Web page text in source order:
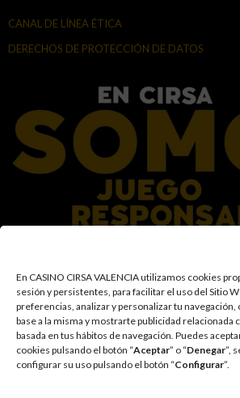
En CASINO CIRSA VALENCIA utilizamos cookies
sesión y persistentes, para facilitar el uso del Sitio
preferencias, analizar y personalizar tu
base a la misma y mostrarte publicidad relacionada
basada en tus hábitos de navegación. Puedes
cookies pulsando el botón “Aceptar” o “Denegar”,
configurar su uso pulsando el botón “Configurar”.
CANAL DE LÍNEA ÉTICA
DERECHOS DE PROTECCIÓN DE DATOS
En el Grupo CIRSA promovemos una actitud
garantizando un entorno seguro y transparente
facilitamos medidas e información para que el juego
entretenimiento, sin utilizarse como vía para
o emocionales. El acceso está prohibido a menores
personas con acceso restringido conforme a los
autoexclusión que resulten aplicables. También
cultura de prevención y concienciación sobre los